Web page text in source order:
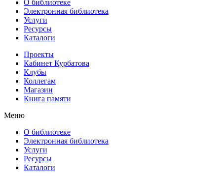
О библиотеке
Электронная библиотека
Услуги
Ресурсы
Каталоги
Проекты
Кабинет Курбатова
Клубы
Коллегам
Магазин
Книга памяти
Меню
О библиотеке
Электронная библиотека
Услуги
Ресурсы
Каталоги